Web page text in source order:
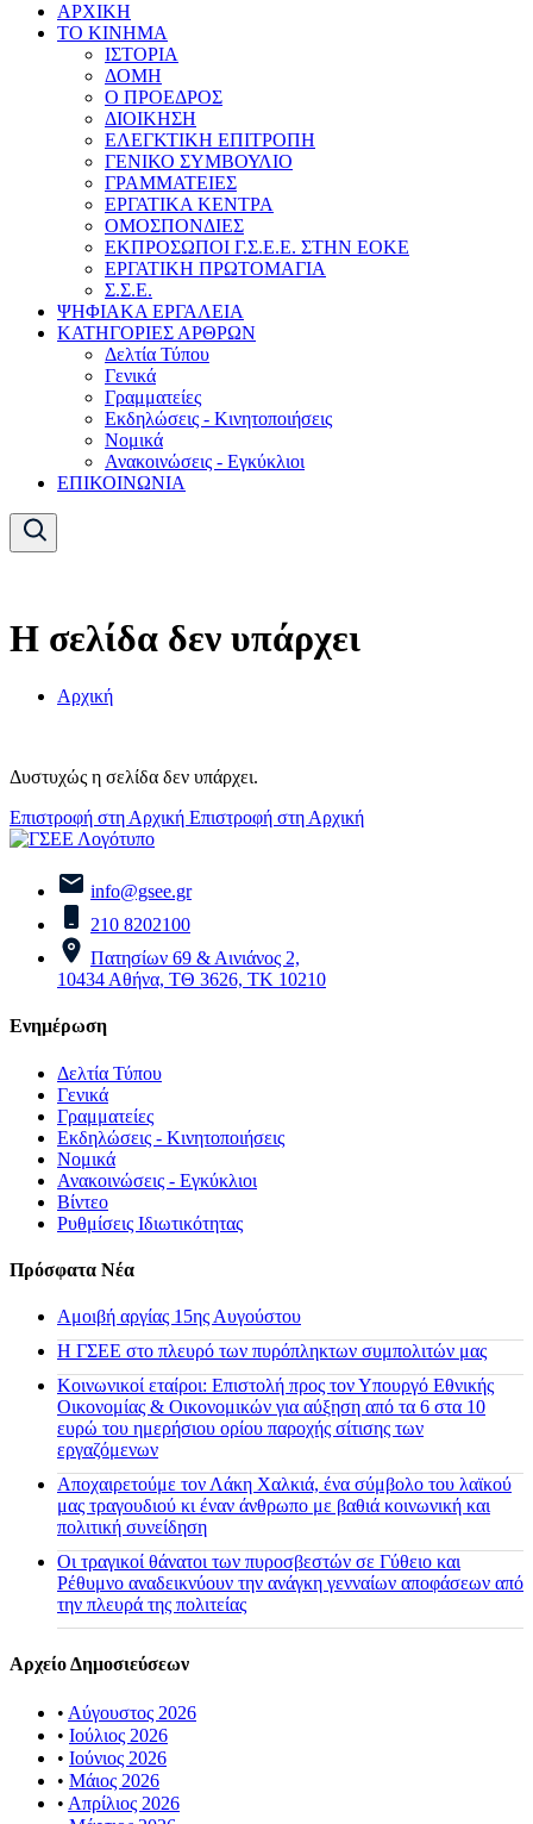
ΑΡΧΙΚΗ
ΤΟ ΚΙΝΗΜΑ
ΙΣΤΟΡΙΑ
ΔΟΜΗ
Ο ΠΡΟΕΔΡΟΣ
ΔΙΟΙΚΗΣΗ
ΕΛΕΓΚΤΙΚΗ ΕΠΙΤΡΟΠΗ
ΓΕΝΙΚΟ ΣΥΜΒΟΥΛΙΟ
ΓΡΑΜΜΑΤΕΙΕΣ
ΕΡΓΑΤΙΚΑ ΚΕΝΤΡΑ
ΟΜΟΣΠΟΝΔΙΕΣ
ΕΚΠΡΟΣΩΠΟΙ Γ.Σ.Ε.Ε. ΣΤΗΝ ΕΟΚΕ
ΕΡΓΑΤΙΚΗ ΠΡΩΤΟΜΑΓΙΑ
Σ.Σ.Ε.
ΨΗΦΙΑΚΑ ΕΡΓΑΛΕΙΑ
ΚΑΤΗΓΟΡΙΕΣ ΑΡΘΡΩΝ
Δελτία Τύπου
Γενικά
Γραμματείες
Εκδηλώσεις - Κινητοποιήσεις
Νομικά
Ανακοινώσεις - Εγκύκλιοι
ΕΠΙΚΟΙΝΩΝΙΑ
Η σελίδα δεν υπάρχει
Αρχική
Δυστυχώς η σελίδα δεν υπάρχει.
Επιστροφή στη Αρχική Επιστροφή στη Αρχική
info@gsee.gr
210 8202100
Πατησίων 69 & Αινιάνος 2,
10434 Αθήνα, ΤΘ 3626, ΤΚ 10210
Ενημέρωση
Δελτία Τύπου
Γενικά
Γραμματείες
Εκδηλώσεις - Κινητοποιήσεις
Νομικά
Ανακοινώσεις - Εγκύκλιοι
Βίντεο
Ρυθμίσεις Ιδιωτικότητας
Πρόσφατα Νέα
Αμοιβή αργίας 15ης Αυγούστου
H ΓΣΕΕ στο πλευρό των πυρόπληκτων συμπολιτών μας
Κοινωνικοί εταίροι: Επιστολή προς τον Υπουργό Εθνικής
Οικονομίας & Οικονομικών για αύξηση από τα 6 στα 10
ευρώ του ημερήσιου ορίου παροχής σίτισης των
εργαζόμενων
Αποχαιρετούμε τον Λάκη Χαλκιά, ένα σύμβολο του λαϊκού
μας τραγουδιού κι έναν άνθρωπο με βαθιά κοινωνική και
πολιτική συνείδηση
Οι τραγικοί θάνατοι των πυροσβεστών σε Γύθειο και
Ρέθυμνο αναδεικνύουν την ανάγκη γενναίων αποφάσεων από
την πλευρά της πολιτείας
Αρχείο Δημοσιεύσεων
• Αύγουστος 2026
• Ιούλιος 2026
• Ιούνιος 2026
• Μάιος 2026
• Απρίλιος 2026